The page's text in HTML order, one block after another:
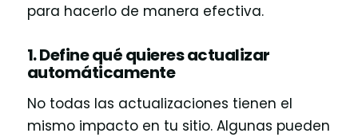
para hacerlo de manera efectiva.
1. Define qué quieres actualizar
automáticamente
No todas las actualizaciones tienen el
mismo impacto en tu sitio. Algunas pueden